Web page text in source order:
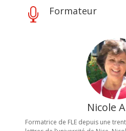
 Formateur
Nicole
Formatrice de FLE depuis une